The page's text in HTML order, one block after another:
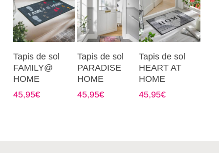
Choix Des
Options
produit
a
variations.
Tapis de sol
FAMILY@
HOME
45,95€
Choix Des
Options
produit
a
variations.
Tapis de sol
PARADISE
HOME
45,95€
Choix Des
Options
produit
a
variations.
Tapis de sol
HEART AT
HOME
45,95€